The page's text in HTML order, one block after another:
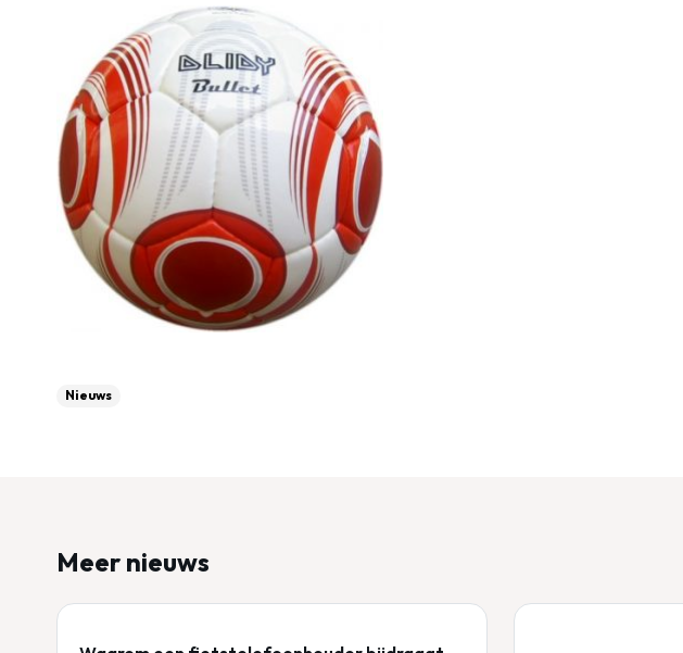
Nieuws
Meer nieuws